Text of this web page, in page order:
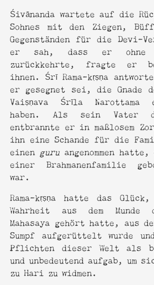
Śivānanda wartete auf die
Sohnes mit den Ziegen,
Gegenständen für die Devi-
er sah, dass er ohne
zurückkehrte, fragte er
ihnen. Śrī Rama-kṛṣṇa
er gesegnet sei, die Gnade
Vaiṣṇava Śrīla Narottama
haben. Als sein Vater
entbrannte er in maßlosem
ihn eine Schande für die
einen guruangenommen
einer Brahmanenfamilie
war.
Rama-kṛṣṇa hatte das
Wahrheit aus dem Munde
Mahasaya gehört hatte, aus
Sumpf aufgerüttelt wurde
Pflichten dieser Welt als
und unbedeutend aufgab, um
zu Hari zu widmen.